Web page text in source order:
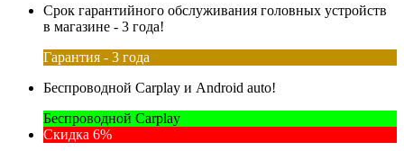
Срок гарантийного обслуживания головных устройств
в магазине - 3 года!
Гарантия - 3 года
Беспроводной Carplay и Android auto!
Беспроводной Carplay
Скидка 6%